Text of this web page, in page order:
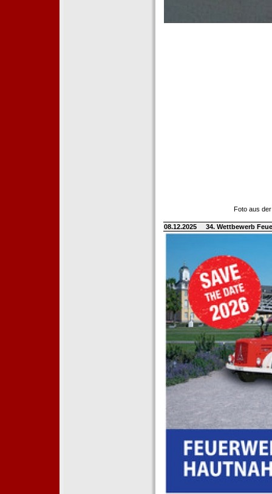
Foto aus
08.12.2025 34. Wettbewerb